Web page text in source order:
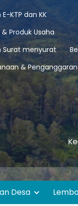
KTP dan KK
Produk Usaha
Surat menyurat
& Penganggaran
Desa